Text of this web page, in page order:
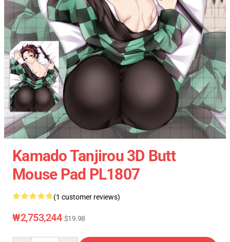
Kamado Tanjirou 3D Butt
Mouse Pad PL1807
(1 customer reviews)
₩2,753,244 $19.98